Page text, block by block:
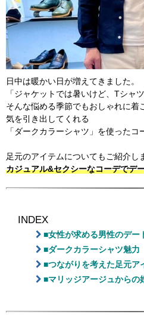
日中は暖かい日が増えてきました。
「ジャケットでは暑いけど、Tシャ
そんな悩める季節でもおしゃれに着
気を引き出してくれる
「ダークカラーシャツ」を使ったコ
足元のアイテムについてもご紹介し
カジュアル&セクシーなコーデでデ
INDEX
■女性が求める男性のデー
■ダークカラーシャツ魅力
■つながりを考えた足元ア
■マリッジアージュからの